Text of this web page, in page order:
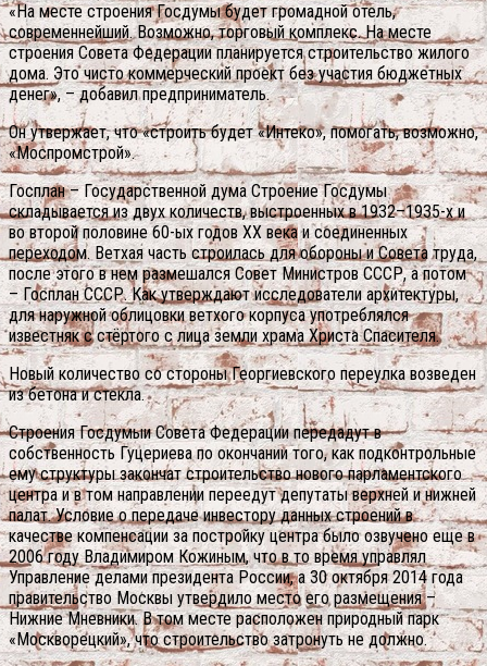
«На месте строения Госдумы будет громадной отель,
современнейший. Возможно, торговый комплекс. На месте
строения Совета Федерации планируется строительство жилого
дома. Это чисто коммерческий проект без участия бюджетных
денег», – добавил предприниматель.
Он утвержает, что «строить будет «Интеко», помогать, возможно,
«Моспромстрой».
Госплан – Государственной дума Строение Госдумы
складывается из двух количеств, выстроенных в 1932–1935-х и
во второй половине 60-ых годов XX века и соединенных
переходом. Ветхая часть строилась для обороны и Совета труда,
после этого в нем размешался Совет Министров СССР, а потом
– Госплан СССР. Как утверждают исследователи архитектуры,
для наружной облицовки ветхого корпуса употреблялся
известняк с стёртого с лица земли храма Христа Спасителя.
Новый количество со стороны Георгиевского переулка возведен
из бетона и стекла.
Строения Госдумыи Совета Федерации передадут в
собственность Гуцериева по окончании того, как подконтрольные
ему структуры закончат строительство нового парламентского
центра и в том направлении переедут депутаты верхней и нижней
палат. Условие о передаче инвестору данных строений в
качестве компенсации за постройку центра было озвучено еще в
2006 году Владимиром Кожиным, что в то время управлял
Управление делами президента России, а 30 октября 2014 года
правительство Москвы утвердило место его размещения –
Нижние Мневники. В том месте расположен природный парк
«Москворецкий», что строительство затронуть не должно.